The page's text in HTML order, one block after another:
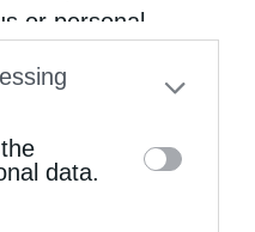
or personal
separately opt-out
on the IAB’s list
This
data.